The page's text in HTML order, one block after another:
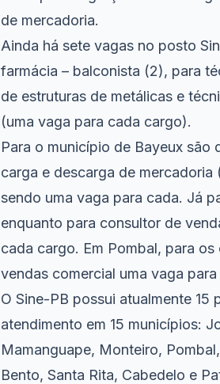
de mercadoria.
Ainda há sete vagas no posto
farmácia – balconista (2), para
de estruturas de metálicas e
(uma vaga para cada cargo).
Para o município de Bayeux
carga e descarga de mercadoria
sendo uma vaga para cada. Já
enquanto para consultor de
cada cargo. Em Pombal, para
vendas comercial uma vaga para
O Sine-PB possui atualmente
atendimento em 15 municípios:
Mamanguape, Monteiro,
Bento, Santa Rita, Cabedelo e